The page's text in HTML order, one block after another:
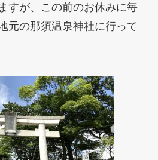
すが、この前のお休みに毎
元の那須温泉神社に行って